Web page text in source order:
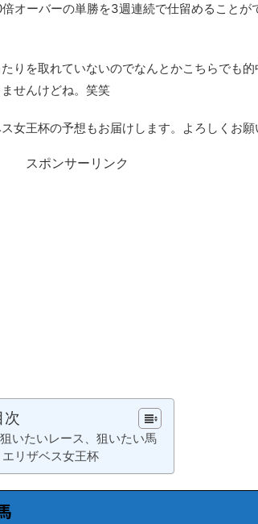
オーバーの単勝を3週連続で仕留めることが
りを取れていないのでなんとかこちらでも的
せんけどね。笑笑
女王杯の予想もお届けします。よろしくお願
スポンサーリンク
次
狙いたいレース、狙いたい馬
エリザベス女王杯